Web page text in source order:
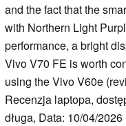
and the fact that the
with Northern Light
performance, a bright
Vivo V70 FE is worth
using the Vivo V60e
Recenzja laptopa,
długa, Data: 10/04/2026